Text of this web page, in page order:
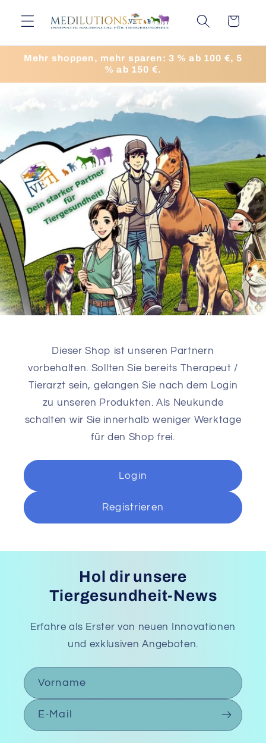
zum
Inhalt
Warenkorb
Mehr shoppen, mehr sparen: 3 % ab 100 €, 5
% ab 150 €.
Dieser Shop ist unseren Partnern
vorbehalten. Sollten Sie bereits Therapeut /
Tierarzt sein, gelangen Sie nach dem Login
zu unseren Produkten. Als Neukunde
schalten wir Sie innerhalb weniger Werktage
für den Shop frei.
Login
Registrieren
Hol dir unsere
Tiergesundheit-News
Erfahre als Erster von neuen Innovationen
und exklusiven Angeboten.
Vorname
E-Mail